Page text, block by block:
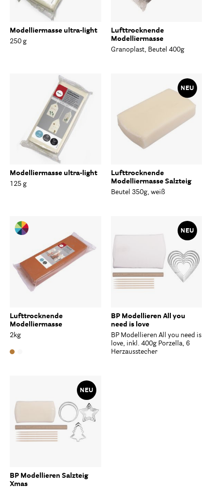
Modelliermasse ultra-light
250 g
Lufttrocknende
Modelliermasse
Granoplast, Beutel 400g
Modelliermasse ultra-light
125 g
NEU
Lufttrocknende
Modelliermasse Salzteig
Beutel 350g, weiß
Lufttrocknende
Modelliermasse
2kg
NEU
BP Modellieren All you
need is love
BP Modellieren All you need is
love, inkl. 400g Porzella, 6
Herzausstecher
NEU
BP Modellieren Salzteig
Xmas